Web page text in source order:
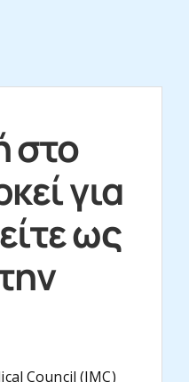
στο
για
ως
Council (IMC)